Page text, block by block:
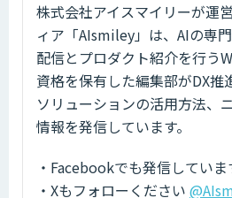
株式会社アイスマイリーが運
ィア「AIsmiley」は、AIの専
配信とプロダクト紹介を行う
資格を保有した編集部がDX推
ソリューションの活用方法、
情報を発信しています。
・Facebookでも発信していま
・Xもフォローください